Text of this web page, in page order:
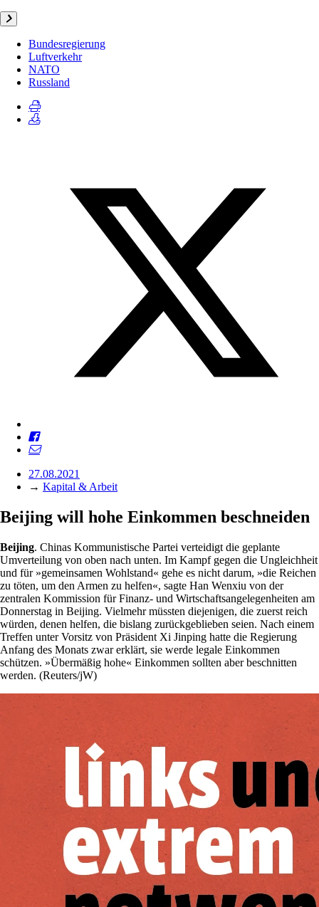
Bundesregierung
Luftverkehr
NATO
Russland
27.08.2021
→ Kapital & Arbeit
Beijing will hohe Einkommen beschneiden
Beijing. Chinas Kommunistische Partei verteidigt die geplante
Umverteilung von oben nach unten. Im Kampf gegen die Ungleichheit
und für »gemeinsamen Wohlstand« gehe es nicht darum, »die Reichen
zu töten, um den Armen zu helfen«, sagte Han Wenxiu von der
zentralen Kommission für Finanz- und Wirtschaftsangelegenheiten am
Donnerstag in Beijing. Vielmehr müssten diejenigen, die zuerst reich
würden, denen helfen, die bislang zurückgeblieben seien. Nach einem
Treffen unter Vorsitz von Präsident Xi Jinping hatte die Regierung
Anfang des Monats zwar erklärt, sie werde legale Einkommen
schützen. »Übermäßig hohe« Einkommen sollten aber beschnitten
werden. (Reuters/jW)